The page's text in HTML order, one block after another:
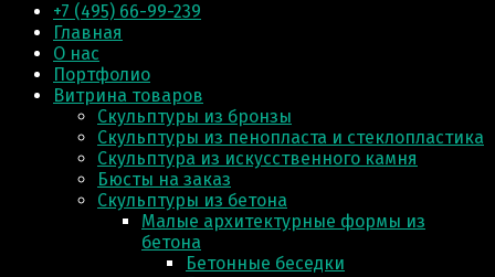
+7 (495) 66-99-239
Главная
О нас
Портфолио
Витрина товаров
Скульптуры из бронзы
Скульптуры из пенопласта и стеклопластика
Скульптура из искусственного камня
Бюсты на заказ
Скульптуры из бетона
Малые архитектурные формы из
бетона
Бетонные беседки